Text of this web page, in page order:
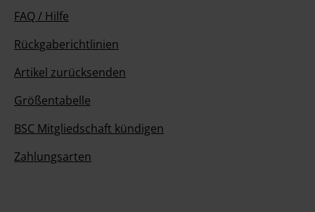
FAQ / Hilfe
Rückgaberichtlinien
Artikel zurücksenden
Größentabelle
BSC Mitgliedschaft kündigen
Zahlungsarten